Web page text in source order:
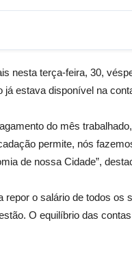
nesta terça-feira, 30,
estava disponível na
do mês
permite, nós
de nossa Cidade”,
o salário de todos
O equilíbrio das